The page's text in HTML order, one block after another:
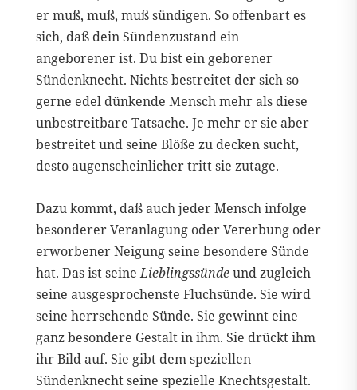
er muß, muß, muß sündigen. So offenbart es
sich, daß dein Sündenzustand ein
angeborener ist. Du bist ein geborener
Sündenknecht. Nichts bestreitet der sich so
gerne edel dünkende Mensch mehr als diese
unbestreitbare Tatsache. Je mehr er sie aber
bestreitet und seine Blöße zu decken sucht,
desto augenscheinlicher tritt sie zutage.
Dazu kommt, daß auch jeder Mensch infolge
besonderer Veranlagung oder Vererbung oder
erworbener Neigung seine besondere Sünde
hat. Das ist seineLieblingssündeund zugleich
seine ausgesprochenste Fluchsünde. Sie wird
seine herrschende Sünde. Sie gewinnt eine
ganz besondere Gestalt in ihm. Sie drückt ihm
ihr Bild auf. Sie gibt dem speziellen
Sündenknecht seine spezielle Knechtsgestalt.